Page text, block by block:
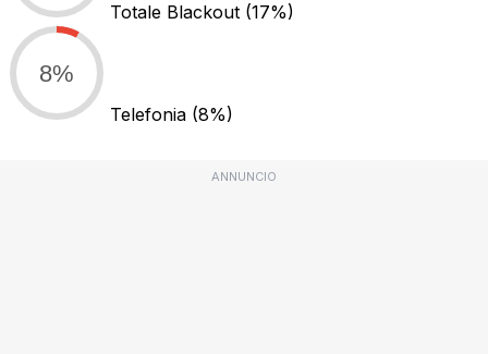
Totale Blackout (17%)
8%
Telefonia (8%)
ANNUNCIO